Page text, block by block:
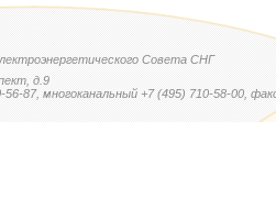
Совета СНГ
д.9
87, многоканальный +7 (495) 710-58-00,